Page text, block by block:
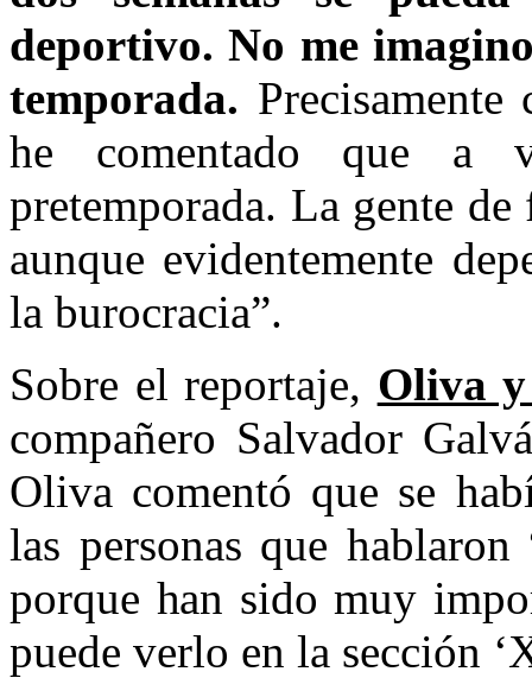
deportivo. No me
temporada.
he comentado que a
pretemporada. La gente
aunque evidentemente
la burocracia”.
Sobre el reportaje, Oliva
compañero Salvador
Oliva comentó que se
las personas que
porque han sido muy
puede verlo en la sección